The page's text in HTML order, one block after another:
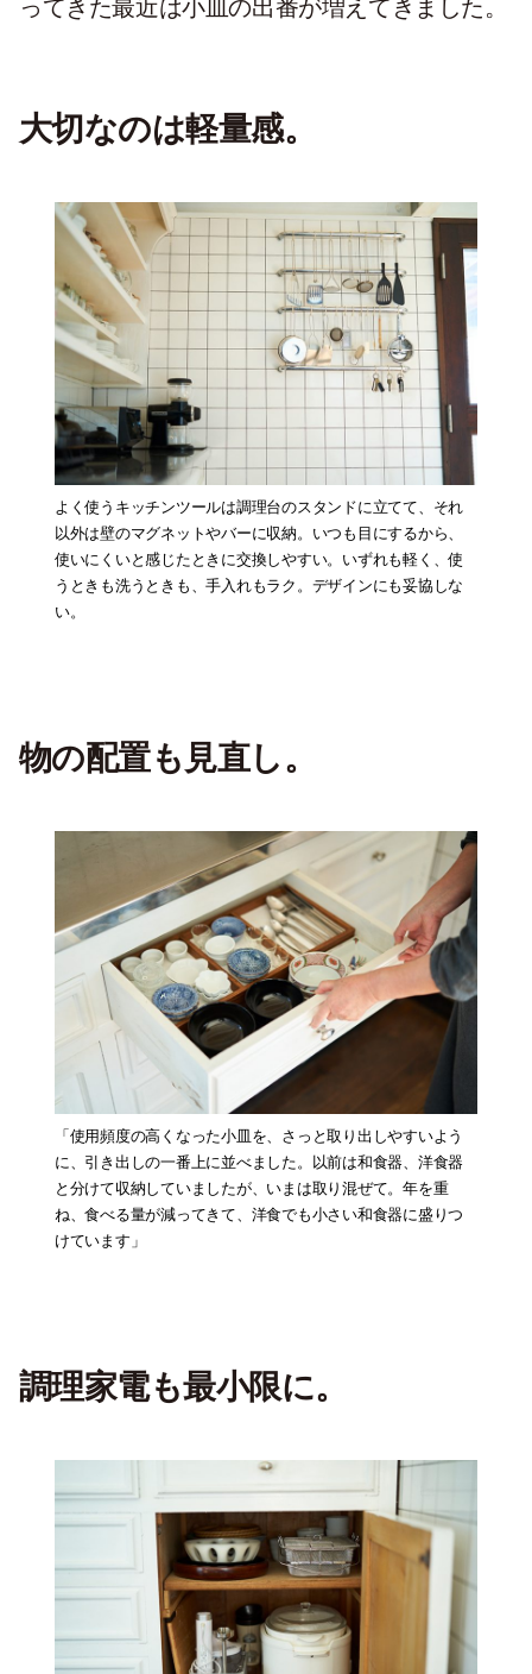
ってきた最近は小皿の出番が増えてきました。
大切なのは軽量感。
よく使うキッチンツールは調理台のスタンドに立てて、それ
以外は壁のマグネットやバーに収納。いつも目にするから、
使いにくいと感じたときに交換しやすい。いずれも軽く、使
うときも洗うときも、手入れもラク。デザインにも妥協しな
い。
物の配置も見直し 。
「使用頻度の高くなった小皿を、さっと取り出しやすいよう
に、引き出しの一番上に並べました。以前は和食器、洋食器
と分けて収納していましたが、いまは取り混ぜて。年を重
ね、食べる量が減ってきて、洋食でも小さい和食器に盛りつ
けています」
調理家電も最小限に。